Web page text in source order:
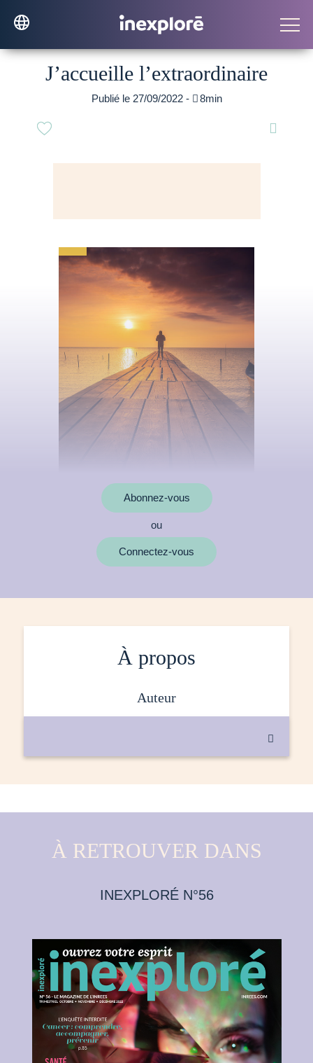
J’accueille l’extraordinaire
Publié le 27/09/2022 - 8min

Abonnez-vous
ou
Connectez-vous
À propos
auteur

À RETROUVER DANS
INEXPLORÉ N°56